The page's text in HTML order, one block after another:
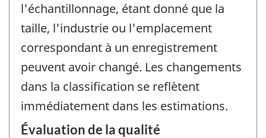
l'échantillonnage, étant donné que la
taille, l'industrie ou l'emplacement
correspondant à un enregistrement
peuvent avoir changé. Les changements
dans la classification se reflètent
immédiatement dans les estimations.
Évaluation de la qualité